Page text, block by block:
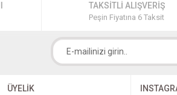
TAKSİTLİ ALIŞVERİŞ
Peşin Fiyatına 6 Taksit
ÜYELİK